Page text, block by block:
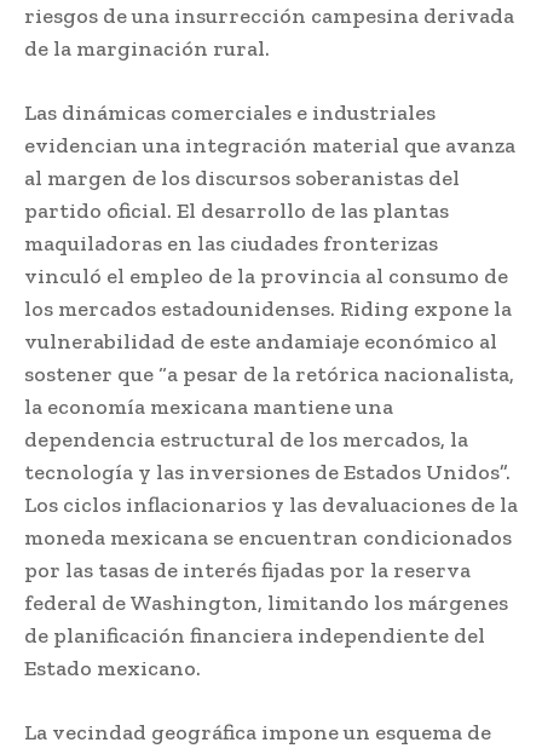
riesgos de una insurrección campesina derivada
de la marginación rural.
Las dinámicas comerciales e industriales
evidencian una integración material que avanza
al margen de los discursos soberanistas del
partido oficial. El desarrollo de las plantas
maquiladoras en las ciudades fronterizas
vinculó el empleo de la provincia al consumo de
los mercados estadounidenses. Riding expone la
vulnerabilidad de este andamiaje económico al
sostener que “a pesar de la retórica nacionalista,
la economía mexicana mantiene una
dependencia estructural de los mercados, la
tecnología y las inversiones de Estados Unidos”.
Los ciclos inflacionarios y las devaluaciones de la
moneda mexicana se encuentran condicionados
por las tasas de interés fijadas por la reserva
federal de Washington, limitando los márgenes
de planificación financiera independiente del
Estado mexicano.
La vecindad geográfica impone un esquema de